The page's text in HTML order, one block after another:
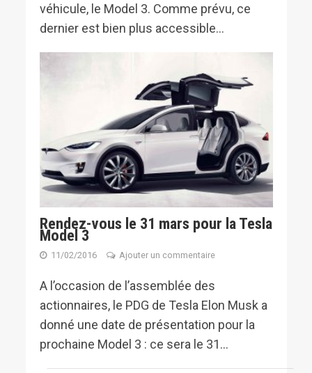
véhicule, le Model 3. Comme prévu, ce
dernier est bien plus accessible...
Rendez-vous le 31 mars pour la Tesla
Model 3
11/02/2016 Ajouter un commentaire
A l’occasion de l’assemblée des
actionnaires, le PDG de Tesla Elon Musk a
donné une date de présentation pour la
prochaine Model 3 : ce sera le 31...